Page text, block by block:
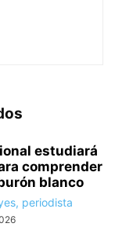
estudiará
comprender
blanco
periodista